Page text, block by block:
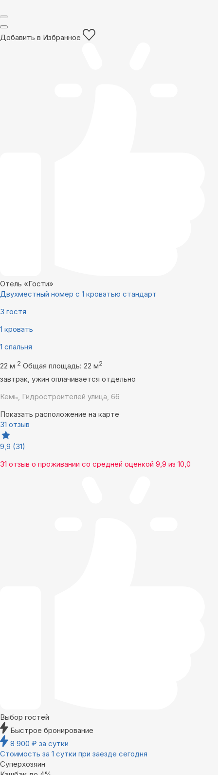
Добавить в Избранное
Отель «Гости»
Двухместный номер с 1 кроватью стандарт
3 гостя
1 кровать
1 спальня
22 м 2 Общая площадь: 22 м2
завтрак, ужин оплачивается отдельно
Кемь, Гидростроителей улица, 66
Показать расположение на карте
31 отзыв
9,9 (31)
31 отзыв о проживании со средней оценкой 9,9 из 10,0
Выбор гостей
Быстрое бронирование
8 900 ₽ за сутки
Стоимость за 1 сутки при заезде сегодня
Суперхозяин